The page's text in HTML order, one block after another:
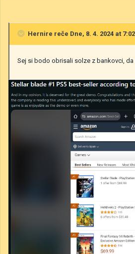
Hernire reče Dne, 8. 4. 2024 at
Sej si bodo obrisali solze z bankovci, da